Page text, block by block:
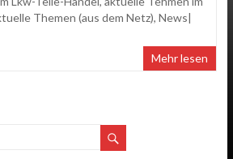
Themen (aus dem Netz), News|
Mehr lesen